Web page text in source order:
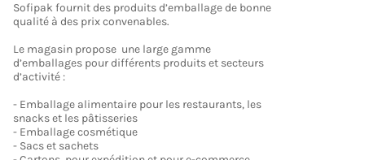
Sofipak fournit des produits d’emballage de bonne
qualité à des prix convenables.
Le magasin propose une large gamme
d’emballages pour différents produits et secteurs
d’activité :
- Emballage alimentaire pour les restaurants, les
snacks et les pâtisseries
- Emballage cosmétique
- Sacs et sachets